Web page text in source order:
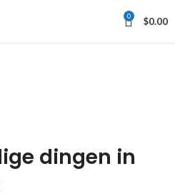
0 $0.00
dingen in